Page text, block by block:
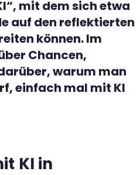
mit dem sich etwa
auf den reflektierten
können. Im
Chancen,
warum man
einfach mal mit KI
KI in